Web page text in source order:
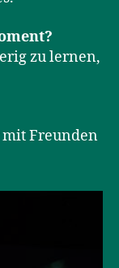
zu lernen,
Freunden